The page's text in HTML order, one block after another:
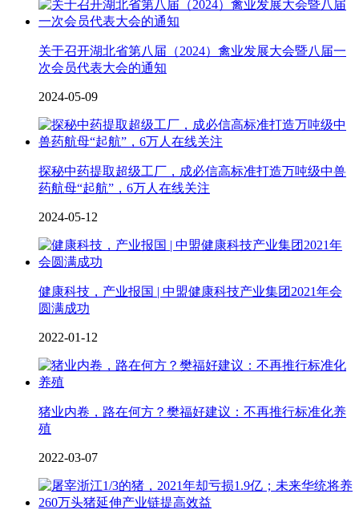
关于召开湖北省第八届（2024）禽业发展大会暨八届一
次会员代表大会的通知
2024-05-09
探秘中药提取超级工厂，成必信高标准打造万吨级中兽
药航母“起航”，6万人在线关注
2024-05-12
健康科技，产业报国 | 中盟健康科技产业集团2021年会
圆满成功
2022-01-12
猪业内卷，路在何方？樊福好建议：不再推行标准化养
殖
2022-03-07